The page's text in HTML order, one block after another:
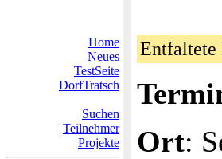
Home
Neues
TestSeite
DorfTratsch
Suchen
Teilnehmer
Projekte
Entfaltete
Ort: